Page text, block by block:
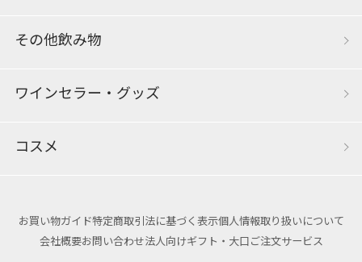
その他飲み物
ワインセラー・グッズ
コスメ
お買い物ガイド特定商取引法に基づく表示個人情報取り扱いについて
会社概要お問い合わせ法人向けギフト・大口ご注文サービス